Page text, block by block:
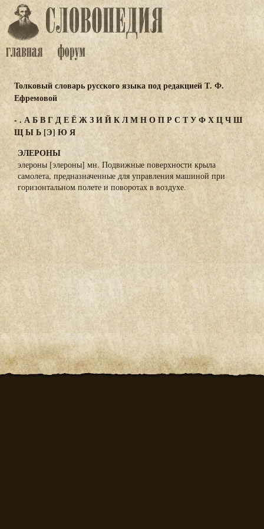
Толковый словарь русского языка под редакцией Т. Ф.
Ефремовой
- . АБВГДЕЁЖЗИЙКЛМНОПР С ТУФХЦЧШ
ЩЫЬ[Э] ЮЯ
ЭЛЕРОНЫ
элероны [элероны] мн. Подвижные поверхности крыла
самолета, предназначенные для управления машиной при
горизонтальном полете и поворотах в воздухе.